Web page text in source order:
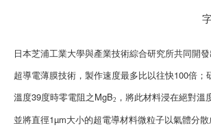
日本芝浦工業大學與產業技術綜合研究所共同開
超導電薄膜技術，製作速度最多比以往快100倍；
溫度39度時零電阻之MgB2 ，將此材料浸在絕對溫
並將直徑1µm大小的超電導材料微粒子以氣體分